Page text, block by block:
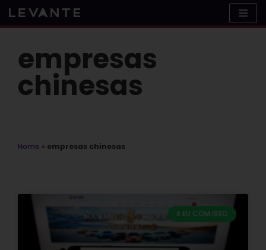
Skip
to
empresas
chinesas
Home » empresas chinesas
E EU COM ISSO